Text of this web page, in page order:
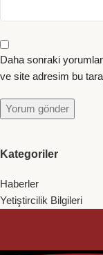
Daha sonraki
ve site adresim bu
Kategoriler
Haberler
Yetiştircilik Bilgileri